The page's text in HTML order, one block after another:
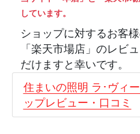
しています。
ショップに対するお客
「楽天市場店」のレビ
だけますと幸いです。
住まいの照明 ラ･ヴィ
ップレビュー・口コミ